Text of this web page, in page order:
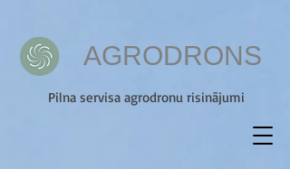
AGRODRОNS
Pilna servisa agrodronu risinājumi